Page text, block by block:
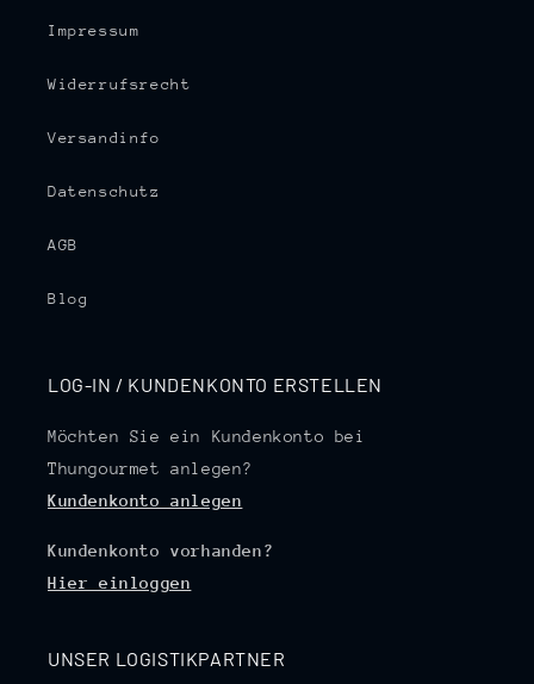
Impressum
Widerrufsrecht
Versandinfo
Datenschutz
AGB
Blog
LOG-IN / KUNDENKONTO ERSTELLEN
Möchten Sie ein Kundenkonto bei
Thungourmet anlegen?
Kundenkonto anlegen
Kundenkonto vorhanden?
Hier einloggen
UNSER LOGISTIKPARTNER